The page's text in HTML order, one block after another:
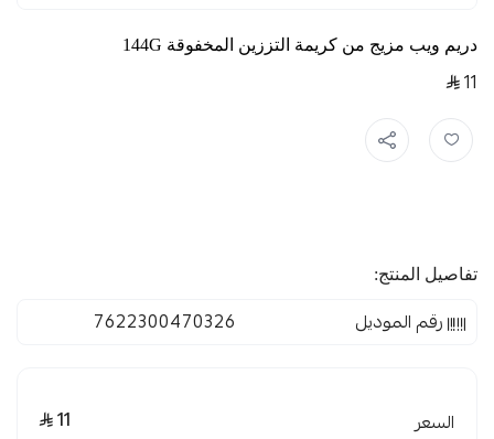
دريم ويب مزيج من كريمة التززين المخفوقة 144G
11
تفاصيل المنتج:
رقم الموديل 7622300470326
السعر 11